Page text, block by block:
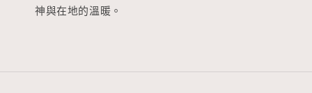
神與在地的溫暖。